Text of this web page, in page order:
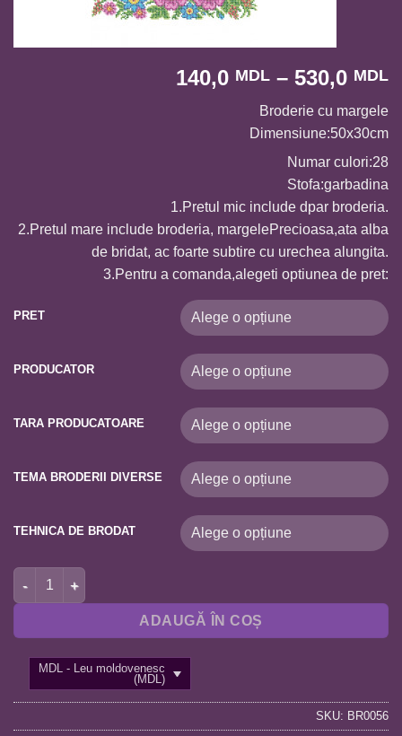
140,0 MDL – 530,0 MDL
Broderie cu margele
Dimensiune:50x30cm
Numar culori:28
Stofa:garbadina
1.Pretul mic include dpar broderia.
2.Pretul mare include broderia, margelePrecioasa,ata alba
de bridat, ac foarte subtire cu urechea alungita.
3.Pentru a comanda,alegeti optiunea de pret:
PRET
PRODUCATOR
TARA PRODUCATOARE
TEMA BRODERII DIVERSE
TEHNICA DE BRODAT
Cantitate BR0056 PROSOP DE PASTE 50X30
ADAUGĂ ÎN COȘ
MDL - Leu moldovenesc
(MDL)
SKU: BR0056